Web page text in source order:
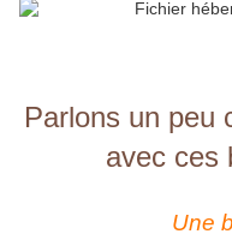
Parlons un peu
avec ces
Une